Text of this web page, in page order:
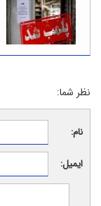
نظر شما:
نام:
ایمیل: